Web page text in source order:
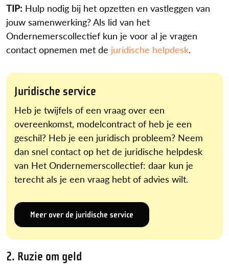
TIP: Hulp nodig bij het opzetten en vastleggen van
jouw samenwerking? Als lid van het
Ondernemerscollectief kun je voor al je vragen
contact opnemen met de juridische helpdesk.
Juridische service
Heb je twijfels of een vraag over een
overeenkomst, modelcontract of heb je een
geschil? Heb je een juridisch probleem? Neem
dan snel contact op het de juridische helpdesk
van Het Ondernemerscollectief: daar kun je
terecht als je een vraag hebt of advies wilt.
Meer over de juridische service
2. Ruzie om geld